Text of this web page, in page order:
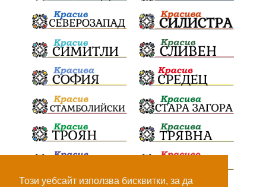
Този уебсайт използва бисквитки, за да